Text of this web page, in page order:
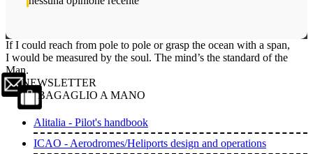
If I could reach from pole to pole or grasp the ocean with a span,
I would be measured by the soul. The mind’s the standard of the
Man.
NEWSLETTER
BAGAGLIO A MANO
Alitalia - Pilot's handbook
ICAO - Aerodromes/Heliports design and operations